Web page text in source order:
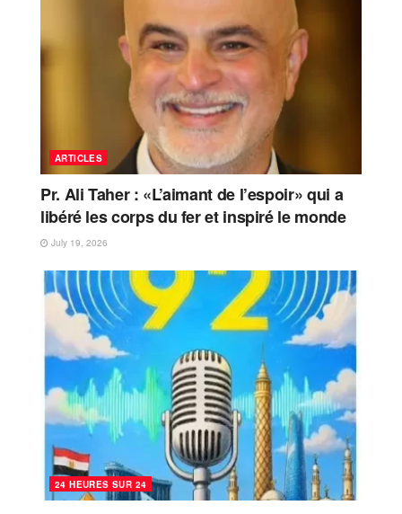
ARTICLES
Pr. Ali Taher : «L’aimant de l’espoir» qui a
libéré les corps du fer et inspiré le monde
July 19, 2026
24 HEURES SUR 24